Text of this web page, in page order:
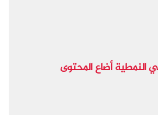
النمطية أضاع المحتوى